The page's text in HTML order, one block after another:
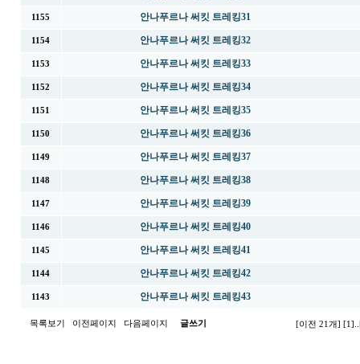
1155 안나푸르나 써킷 트레킹31
1154 안나푸르나 써킷 트레킹32
1153 안나푸르나 써킷 트레킹33
1152 안나푸르나 써킷 트레킹34
1151 안나푸르나 써킷 트레킹35
1150 안나푸르나 써킷 트레킹36
1149 안나푸르나 써킷 트레킹37
1148 안나푸르나 써킷 트레킹38
1147 안나푸르나 써킷 트레킹39
1146 안나푸르나 써킷 트레킹40
1145 안나푸르나 써킷 트레킹41
1144 안나푸르나 써킷 트레킹42
1143 안나푸르나 써킷 트레킹43
목록보기 이전페이지 다음페이지 글쓰기 [이전 21개] [1]